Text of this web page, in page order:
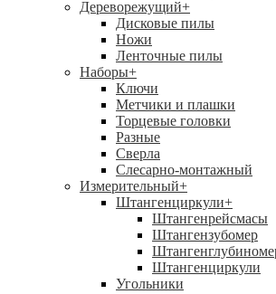
Дереворежущий+
Дисковые пилы
Ножи
Ленточные пилы
Наборы+
Ключи
Метчики и плашки
Торцевые головки
Разные
Сверла
Слесарно-монтажный
Измерительный+
Штангенциркули+
Штангенрейсмасы
Штангензубомер
Штангенциркули
Угольники